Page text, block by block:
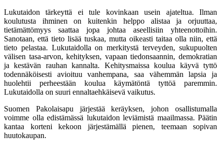
Lukutaidon tärkeyttä ei tule kovinkaan usein ajateltua. Ilman
koulutusta ihminen on kuitenkin helppo alistaa ja orjuuttaa,
tietämättömyys saattaa jopa johtaa aseellisiin yhteenottoihin.
Sanotaan, että tieto lisää tuskaa, mutta oikeasti taitaa olla niin, että
tieto pelastaa. Lukutaidolla on merkitystä terveyden, sukupuolten
välisen tasa-arvon, kehityksen, vapaan tiedonsaannin, demokratian
ja kestävän rauhan kannalta. Kehitysmaissa koulua käyvä tyttö
todennäköisesti avioituu vanhempana, saa vähemmän lapsia ja
huolehtii perheestään koulua käymätöntä tyttöä paremmin.
Lukutaidolla on suuri ennaltaehkäisevä vaikutus.
Suomen Pakolaisapu järjestää keräyksen, johon osallistumalla
voimme olla edistämässä lukutaidon leviämistä maailmassa. Päätin
kantaa korteni kekoon järjestämällä pienen, teemaan sopivan
huutokaupan.